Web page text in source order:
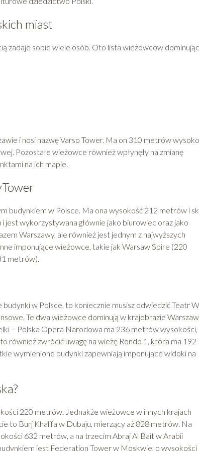
miast
zadaje sobie wiele osób. Oto lista wieżowców
i nosi nazwę Varso Tower. Ma on 310 metrów
Pozostałe wieżowce również wpłynęły na zmianę
na ich mapie.
budynkiem w Polsce. Ma ona wysokość 212 metrów i
jest wykorzystywana głównie jako biurowiec oraz jako
Warszawy, ale również jest jednym z najwyższych
imponujące wieżowce, takie jak Warsaw Spire (220
metrów).
w Polsce, to koniecznie musisz odwiedzić Teatr
Te dwa wieżowce dominują w krajobrazie
– Polska Opera Narodowa ma 236 metrów wysokości,
zwrócić uwagę na wieżę Rondo 1, która ma 192
wymienione budynki zapewniają imponujące widoki na
220 metrów. Jednakże wieżowce w innych krajach
to Burj Khalifa w Dubaju, mierzący aż 828 metrów. Na
632 metrów, a na trzecim Abraj Al Bait w Arabii
jest Federation Tower w Moskwie, o wysokości